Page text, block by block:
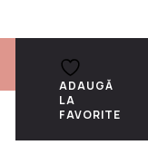
ADAUGĂ
LA
FAVORITE